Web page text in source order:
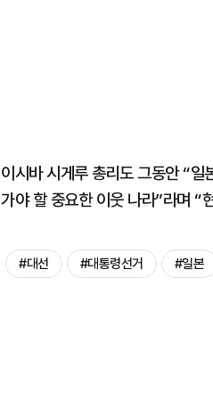
이시바 시게루 총리도 그동안 “
가야 할 중요한 이웃 나라”라며 “
#대선 #대통령선거 #일본